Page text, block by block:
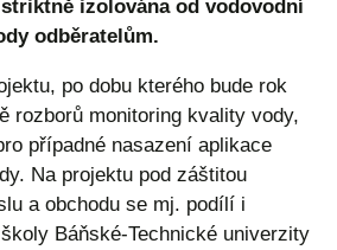
izolována od vodovodní
odběratelům.
po dobu kterého bude rok
rozborů monitoring kvality vody,
případné nasazení aplikace
Na projektu pod záštitou
a obchodu se mj. podílí i
Báňské-Technické univerzity